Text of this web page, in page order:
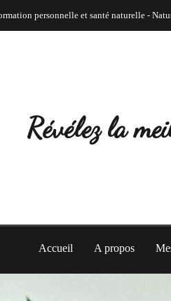
personnelle et santé naturelle -
Révélez la
Accueil A propos